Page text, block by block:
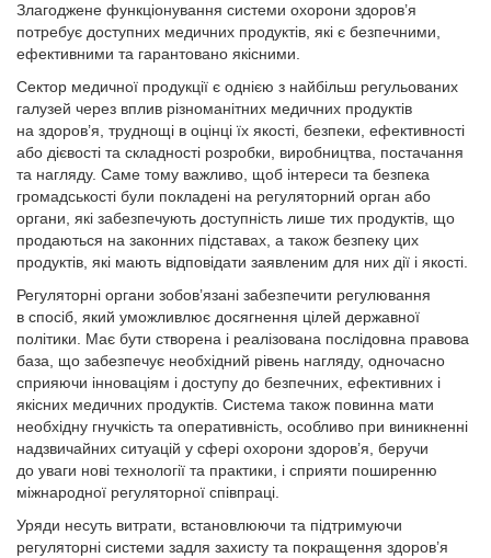
Злагоджене функціонування системи охорони здоров’я
потребує доступних медичних продуктів, які є безпечними,
ефективними та гарантовано якісними.
Сектор медичної продукції є однією з найбільш регульованих
галузей через вплив різноманітних медичних продуктів
на здоров’я, труднощі в оцінці їх якості, безпеки, ефективності
або дієвості та складності розробки, виробництва, постачання
та нагляду. Саме тому важливо, щоб інтереси та безпека
громадськості були покладені на регуляторний орган або
органи, які забезпечують доступність лише тих продуктів, що
продаються на законних підставах, а також безпеку цих
продуктів, які мають відповідати заявленим для них дії і якості.
Регуляторні органи зобов’язані забезпечити регулювання
в спосіб, який уможливлює досягнення цілей державної
політики. Має бути створена і реалізована послідовна правова
база, що забезпечує необхідний рівень нагляду, одночасно
сприяючи інноваціям і доступу до безпечних, ефективних і
якісних медичних продуктів. Система також повинна мати
необхідну гнучкість та оперативність, особливо при виникненні
надзвичайних ситуацій у сфері охорони здоров’я, беручи
до уваги нові технології та практики, і сприяти поширенню
міжнародної регуляторної співпраці.
Уряди несуть витрати, встановлюючи та підтримуючи
регуляторні системи задля захисту та покращення здоров’я